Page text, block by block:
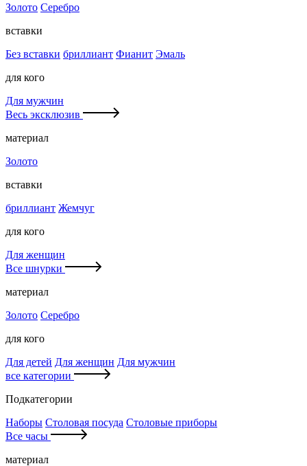
Золото Серебро
вставки
Без вставки бриллиант Фианит Эмаль
для кого
Для мужчин
Весь эксклюзив
материал
Золото
вставки
бриллиант Жемчуг
для кого
Для женщин
Все шнурки
материал
Золото Серебро
для кого
Для детей Для женщин Для мужчин
все категории
Подкатегории
Наборы Столовая посуда Столовые приборы
Все часы
материал